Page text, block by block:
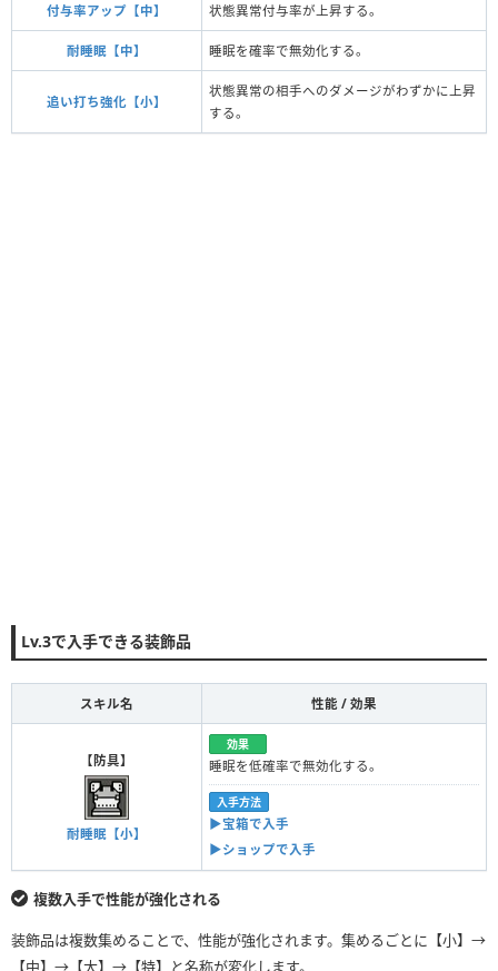
付与率アップ【中】 状態異常付与率が上昇する。
耐睡眠【中】 睡眠を確率で無効化する。
追い打ち強化【小】
状態異常の相手へのダメージがわずかに上昇
する。
Lv.3で入手できる装飾品
スキル名 性能 / 効果
【防具】
耐睡眠【小】
効果
睡眠を低確率で無効化する。
入手方法
▶︎宝箱で入手
▶︎ショップで入手
複数入手で性能が強化される
装飾品は複数集めることで、性能が強化されます。集めるごとに【小】→
【中】→【大】→【特】と名称が変化します。